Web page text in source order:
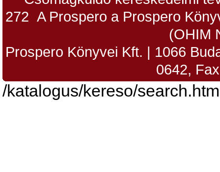
272 A Prospero a Prospero
(OHIM
Prospero Könyvei Kft. | 1066
0642,
/katalogus/kereso/